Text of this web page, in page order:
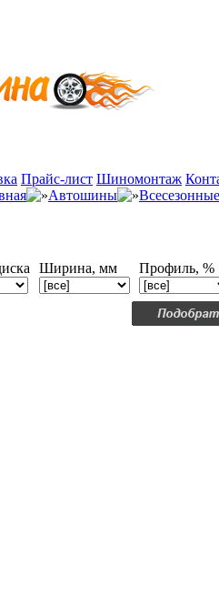
Прайс-лист Шиномонтаж
Автошины Всесезонные
Ширина, мм Профиль, %